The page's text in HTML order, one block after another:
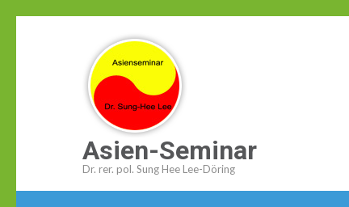
Asien-Seminar
Dr. rer. pol. Sung Hee Lee-Döring